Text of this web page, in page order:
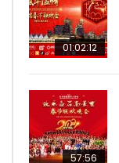
01:02:12
57:56